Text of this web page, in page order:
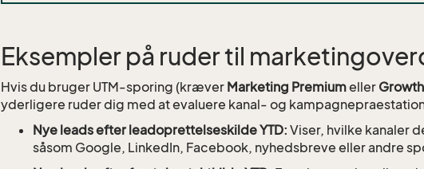
Eksempler på ruder til
Hvis du bruger UTM-sporing (kræver Marketing Premiumeller Growth
yderligere ruder dig med at evaluere kanal- og
Nye leads efter leadoprettelseskilde YTD: Viser, hvilke kanaler
såsom Google, LinkedIn, Facebook, nyhedsbreve eller andre